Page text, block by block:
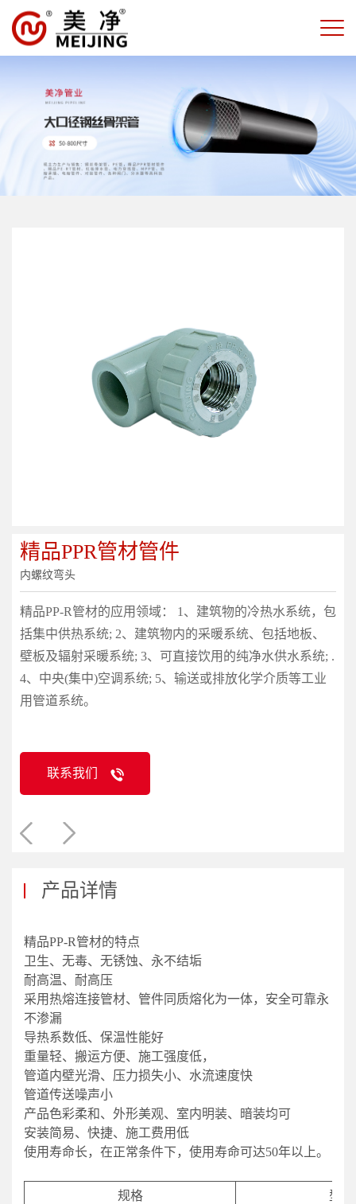
精品PPR管材管件
内螺纹弯头
精品PP-R管材的应用领域： 1、建筑物的冷热水系统，包
括集中供热系统; 2、建筑物内的采暖系统、包括地板、
壁板及辐射采暖系统; 3、可直接饮用的纯净水供水系统; .
4、中央(集中)空调系统; 5、输送或排放化学介质等工业
用管道系统。
联系我们
产品详情
精品PP-R管材的特点
卫生、无毒、无锈蚀、永不结垢
耐高温、耐高压
采用热熔连接管材、管件同质熔化为一体，安全可靠永
不渗漏
导热系数低、保温性能好
重量轻、搬运方便、施工强度低，
管道内壁光滑、压力损失小、水流速度快
管道传送噪声小
产品色彩柔和、外形美观、室内明装、暗装均可
安装简易、快捷、施工费用低
使用寿命长，在正常条件下，使用寿命可达50年以上。
规格 型号